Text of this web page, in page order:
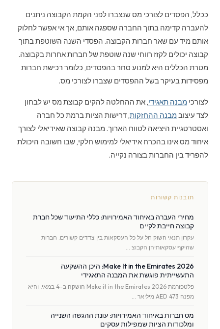
ככלל, הפסדים לצורכי מס שנצברו לפני הקמת הקבוצה ניתנים
להעברה קדימה בתוך החברה שספגה אותם, אך אי אפשר לחלוק
אותם מיד עם שאר חברות הקבוצה. הפסדי השנה השוטפת בתוך
קבוצה יכולים לקזז רווחי שנה שוטפת של חברות אחרות בקבוצה.
מטרת הכללים היא למנוע סחר בהפסדים, כלומר רכישת חברות
מפסידות בעיקר בשל ההפסדים שצברו לצורכי מס.
לצורכי מבנה תאגידי, את ההחלטה להקים קבוצת מס יש לבחון
לצד עיצוב מבנה ההחזקות, דרישות הציות ברמת כל חברה
ואסטרטגיית היציאה לטווח הארוך. מבנה קבוצה שאידיאלי לצורך
איחוד מס אינו בהכרח אידיאלי למימוש חלקי, שבו חשובה היכולת
להפריד בין החברות בצורה נקייה.
תובנות קשורות
מחירי העברה באיחוד האמירויות: כללי התיעוד שכל חברת
קבוצה חייבת לקיים
עקרון תנאי השוק חל על כל העסקאות בין צדדים קשורים. חברות
שהיקף עסקאותיהן הקבוצ …
Make It in the Emirates 2026: היכן ההשקעה
התעשייתית פוגשת את המבנה התאגידי
פלטפורמת Make it in the Emirates 2026 הושקה ב-4 במאי, והיא
מפנה AED 473 מיליאר …
מס חברות באיחוד האמירויות: עונת ההגשה השנייה
ומלכודות הציות שמפילות עסקים